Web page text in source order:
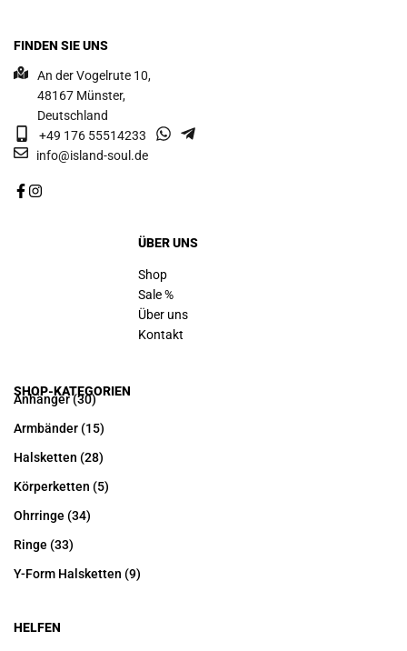
FINDEN SIE UNS
An der Vogelrute 10,
48167 Münster,
Deutschland
+49 176 55514233
info@island-soul.de
ÜBER UNS
Shop
Sale %
Über uns
Kontakt
SHOP-KATEGORIEN
Anhänger(30)
Armbänder (15)
Halsketten (28)
Körperketten (5)
Ohrringe (34)
Ringe (33)
Y-Form Halsketten (9)
HELFEN